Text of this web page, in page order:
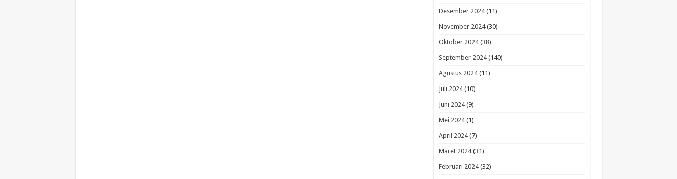
Desember 2024(11)
November 2024(30)
Oktober 2024(38)
September 2024(140)
Agustus 2024(11)
Juli 2024(10)
Juni 2024(9)
Mei 2024(1)
April 2024(7)
Maret 2024(31)
Februari 2024(32)